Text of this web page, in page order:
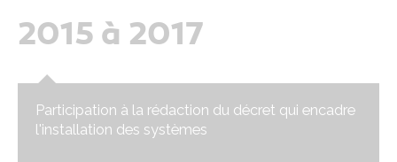
2015 à 2017
Participation à la rédaction du décret qui encadre
l'installation des systèmes